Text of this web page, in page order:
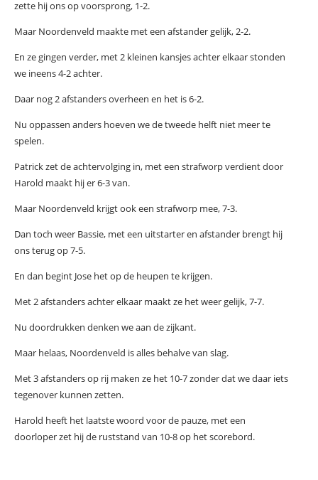
zette hij ons op voorsprong, 1-2.
Maar Noordenveld maakte met een afstander gelijk, 2-2.
En ze gingen verder, met 2 kleinen kansjes achter elkaar stonden
we ineens 4-2 achter.
Daar nog 2 afstanders overheen en het is 6-2.
Nu oppassen anders hoeven we de tweede helft niet meer te
spelen.
Patrick zet de achtervolging in, met een strafworp verdient door
Harold maakt hij er 6-3 van.
Maar Noordenveld krijgt ook een strafworp mee, 7-3.
Dan toch weer Bassie, met een uitstarter en afstander brengt hij
ons terug op 7-5.
En dan begint Jose het op de heupen te krijgen.
Met 2 afstanders achter elkaar maakt ze het weer gelijk, 7-7.
Nu doordrukken denken we aan de zijkant.
Maar helaas, Noordenveld is alles behalve van slag.
Met 3 afstanders op rij maken ze het 10-7 zonder dat we daar iets
tegenover kunnen zetten.
Harold heeft het laatste woord voor de pauze, met een
doorloper zet hij de ruststand van 10-8 op het scorebord.